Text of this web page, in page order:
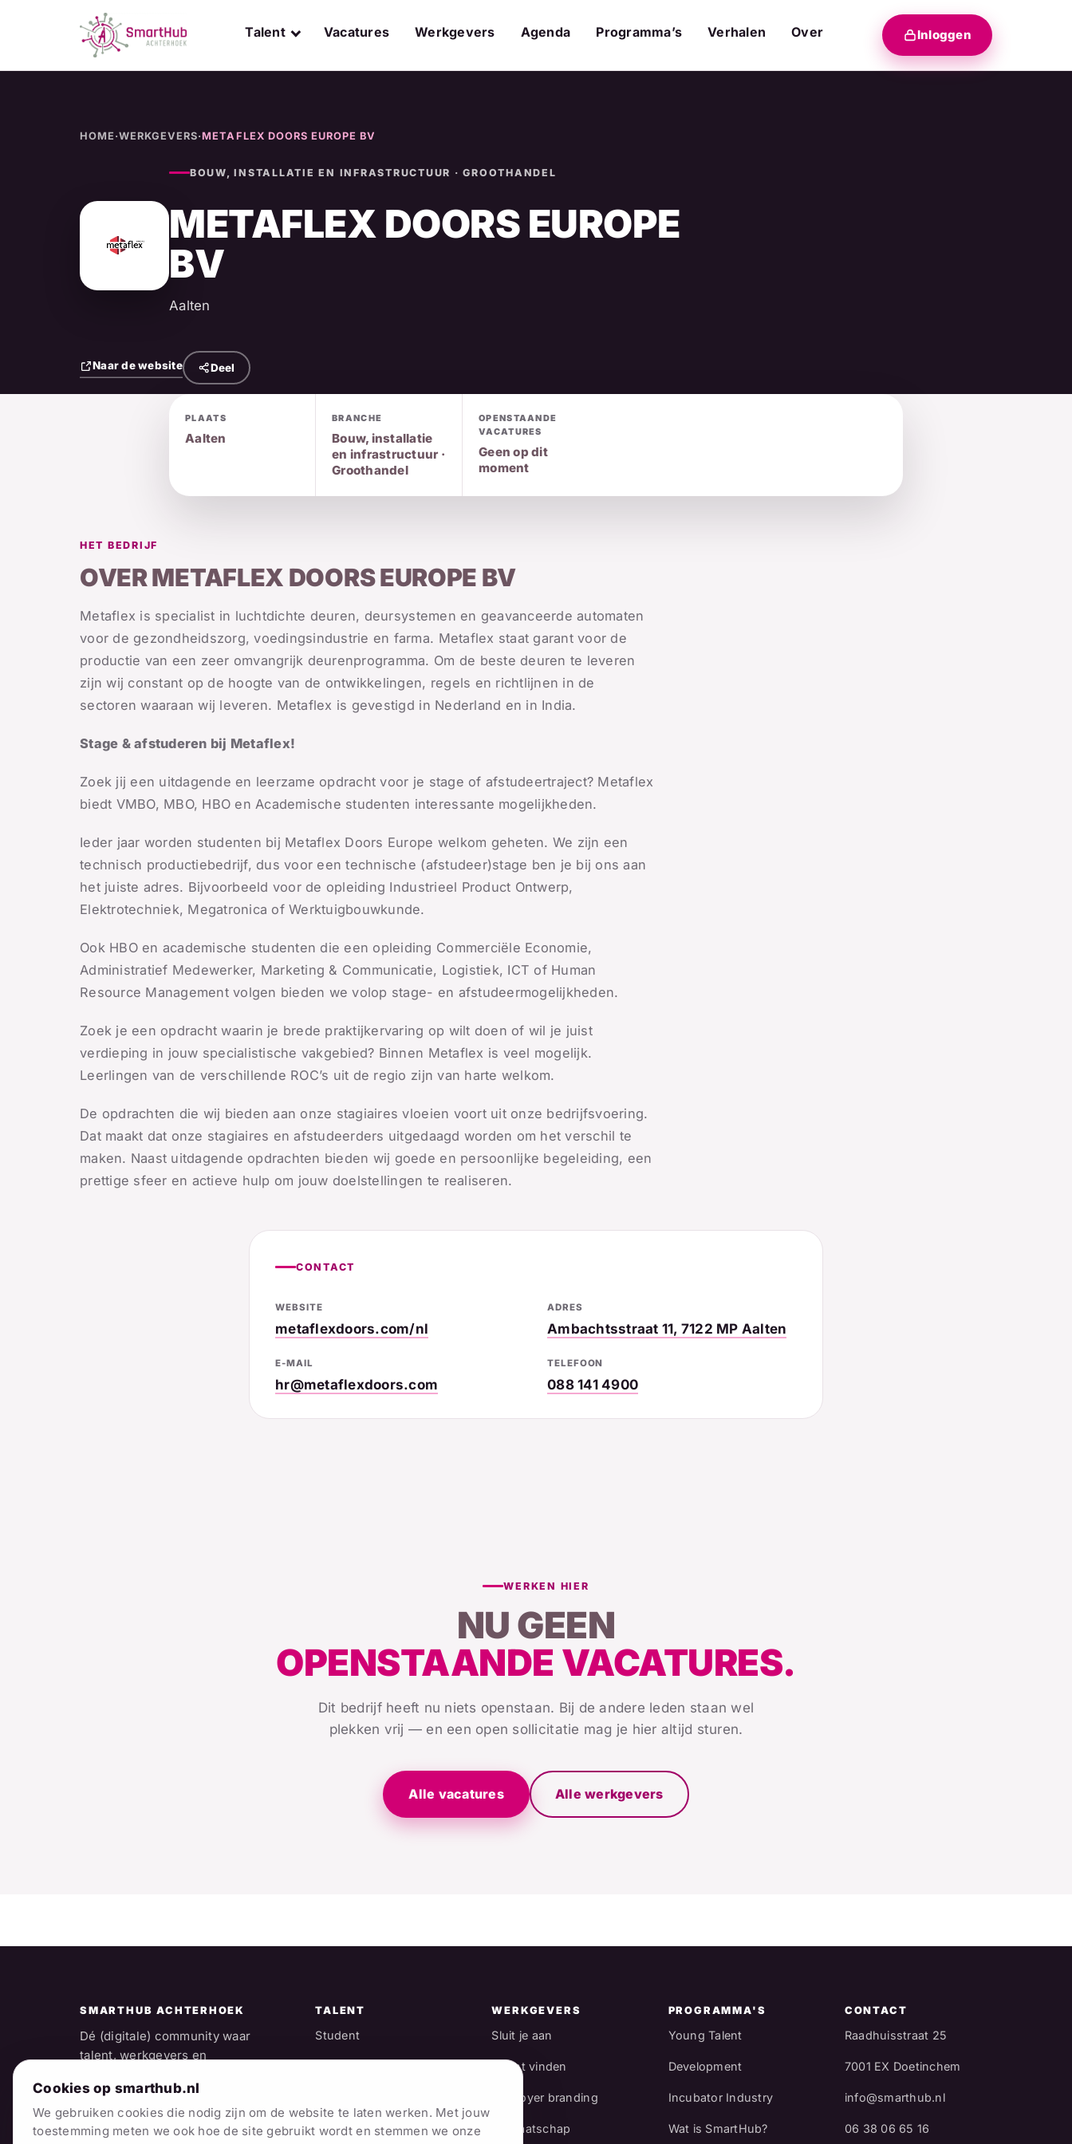
Talent Vacatures Werkgevers Agenda Programma’s Verhalen Over Inloggen
HOME ·WERKGEVERS·METAFLEX DOORS EUROPE BV
BOUW, INSTALLATIE EN INFRASTRUCTUUR · GROOTHANDEL
METAFLEX DOORS EUROPE
BV
Aalten
Naar de website Deel
PLAATS
Aalten
BRANCHE
Bouw, installatie
en infrastructuur ·
Groothandel
OPENSTAANDE
VACATURES
Geen op dit
moment
HET BEDRIJF
OVER METAFLEX DOORS EUROPE BV
Metaflex is specialist in luchtdichte deuren, deursystemen en geavanceerde automaten
voor de gezondheidszorg, voedingsindustrie en farma. Metaflex staat garant voor de
productie van een zeer omvangrijk deurenprogramma. Om de beste deuren te leveren
zijn wij constant op de hoogte van de ontwikkelingen, regels en richtlijnen in de
sectoren waaraan wij leveren. Metaflex is gevestigd in Nederland en in India.
Stage & afstuderen bij Metaflex!
Zoek jij een uitdagende en leerzame opdracht voor je stage of afstudeertraject? Metaflex
biedt VMBO, MBO, HBO en Academische studenten interessante mogelijkheden.
Ieder jaar worden studenten bij Metaflex Doors Europe welkom geheten. We zijn een
technisch productiebedrijf, dus voor een technische (afstudeer)stage ben je bij ons aan
het juiste adres. Bijvoorbeeld voor de opleiding Industrieel Product Ontwerp,
Elektrotechniek, Megatronica of Werktuigbouwkunde.
Ook HBO en academische studenten die een opleiding Commerciële Economie,
Administratief Medewerker, Marketing & Communicatie, Logistiek, ICT of Human
Resource Management volgen bieden we volop stage- en afstudeermogelijkheden.
Zoek je een opdracht waarin je brede praktijkervaring op wilt doen of wil je juist
verdieping in jouw specialistische vakgebied? Binnen Metaflex is veel mogelijk.
Leerlingen van de verschillende ROC’s uit de regio zijn van harte welkom.
De opdrachten die wij bieden aan onze stagiaires vloeien voort uit onze bedrijfsvoering.
Dat maakt dat onze stagiaires en afstudeerders uitgedaagd worden om het verschil te
maken. Naast uitdagende opdrachten bieden wij goede en persoonlijke begeleiding, een
prettige sfeer en actieve hulp om jouw doelstellingen te realiseren.
CONTACT
WEBSITE
metaflexdoors.com/nl
ADRES
Ambachtsstraat 11, 7122 MP Aalten
E-MAIL
hr@metaflexdoors.com
TELEFOON
088 141 4900
WERKEN HIER
NU GEEN
OPENSTAANDE VACATURES.
Dit bedrijf heeft nu niets openstaan. Bij de andere leden staan wel
plekken vrij — en een open sollicitatie mag je hier altijd sturen.
Alle vacatures Alle werkgevers
SMARTHUB ACHTERHOEK
Dé (digitale) community waar
talent, werkgevers en
samenkomen onder één sterk
regiomerk.
TALENT
Student
Vacatures
WERKGEVERS
Sluit je aan
Talent vinden
Employer branding
Lidmaatschap
PROGRAMMA'S
Young Talent
Development
Incubator Industry
Wat is SmartHub?
CONTACT
Raadhuisstraat 25
7001 EX Doetinchem
info@smarthub.nl
06 38 06 65 16
Cookies op smarthub.nl
We gebruiken cookies die nodig zijn om de website te laten werken. Met jouw
toestemming meten we ook hoe de site gebruikt wordt en stemmen we onze